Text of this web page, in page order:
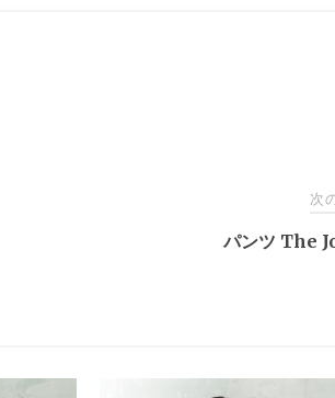
次
パンツ The